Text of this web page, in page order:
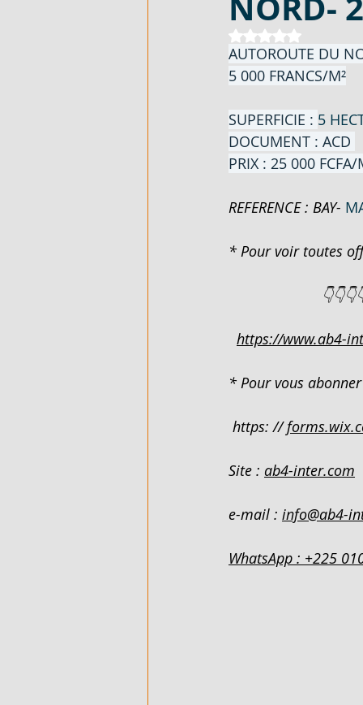
DUPLEX 06 PIECES AVEC ACD -
LOTISSEMENT À AKOURÉ 200
ARTICLES DE QUINCAILLERIE -
VILLA BASSE 4 PIECES SUR
989 M² AVEC ACD - EN VENTE -
Noté NaN étoiles
AUTOROUTE DU
5 000 FRANCS/M²
SUPERFICIE : 5
DOCUMENT : ACD
PRIX : 25 000 FCFA/
REFERENCE : BAY-
* Pour voir toutes
https://www.ab4-
* Pour vous
https: //
Site : ab4-inter.com
e-mail : info@ab4-
WhatsApp : +225